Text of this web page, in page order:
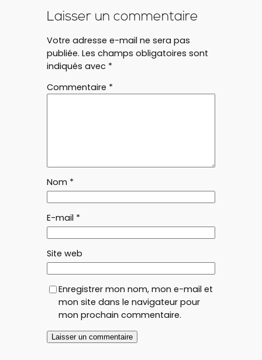
Laisser un commentaire
Votre adresse e-mail ne sera pas
publiée. Les champs obligatoires sont
indiqués avec *
Commentaire *
Nom *
E-mail *
Site web
Enregistrer mon nom, mon e-mail et
mon site dans le navigateur pour
mon prochain commentaire.